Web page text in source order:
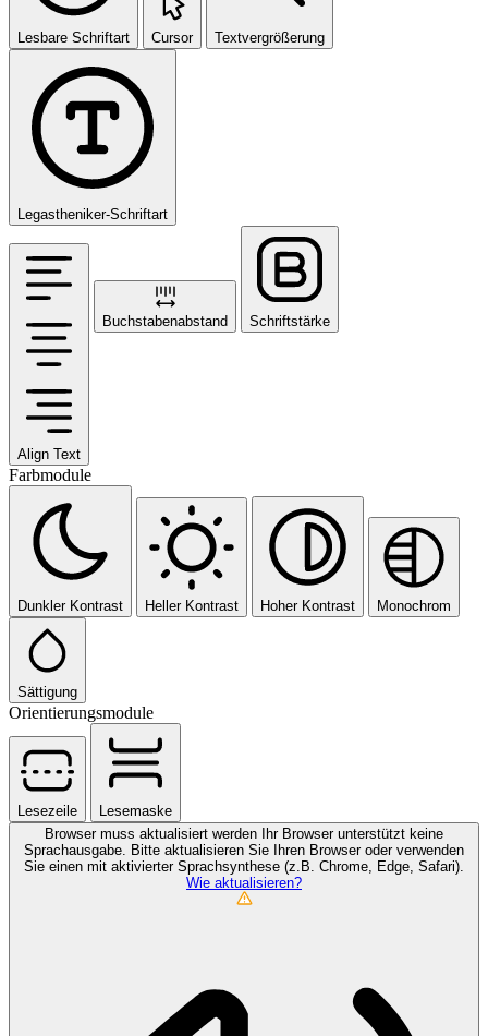
Lesbare Schriftart Cursor Textvergrößerung
Legastheniker-Schriftart
Align Text
Buchstabenabstand Schriftstärke
Farbmodule
Dunkler Kontrast Heller Kontrast Hoher Kontrast Monochrom
Sättigung
Orientierungsmodule
Lesezeile
Lesemaske
Browser muss aktualisiert werden
Ihr Browser unterstützt keine
Sprachausgabe. Bitte aktualisieren Sie Ihren Browser oder verwenden
Sie einen mit aktivierter Sprachsynthese (z.B. Chrome, Edge, Safari).
Wie aktualisieren?